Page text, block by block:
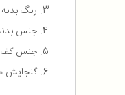
رنگ
جنس
جنس کف
گنجایش مخزن آب